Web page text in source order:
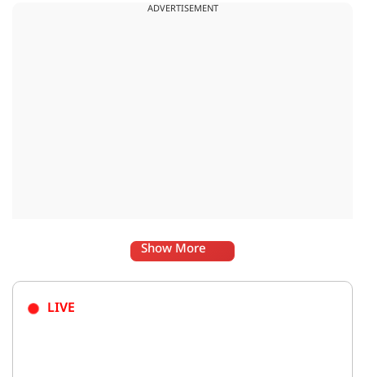
भास्कर ने अपनी भड़ास निकाली है.ADVERTISEMENT
Show More
LIVE